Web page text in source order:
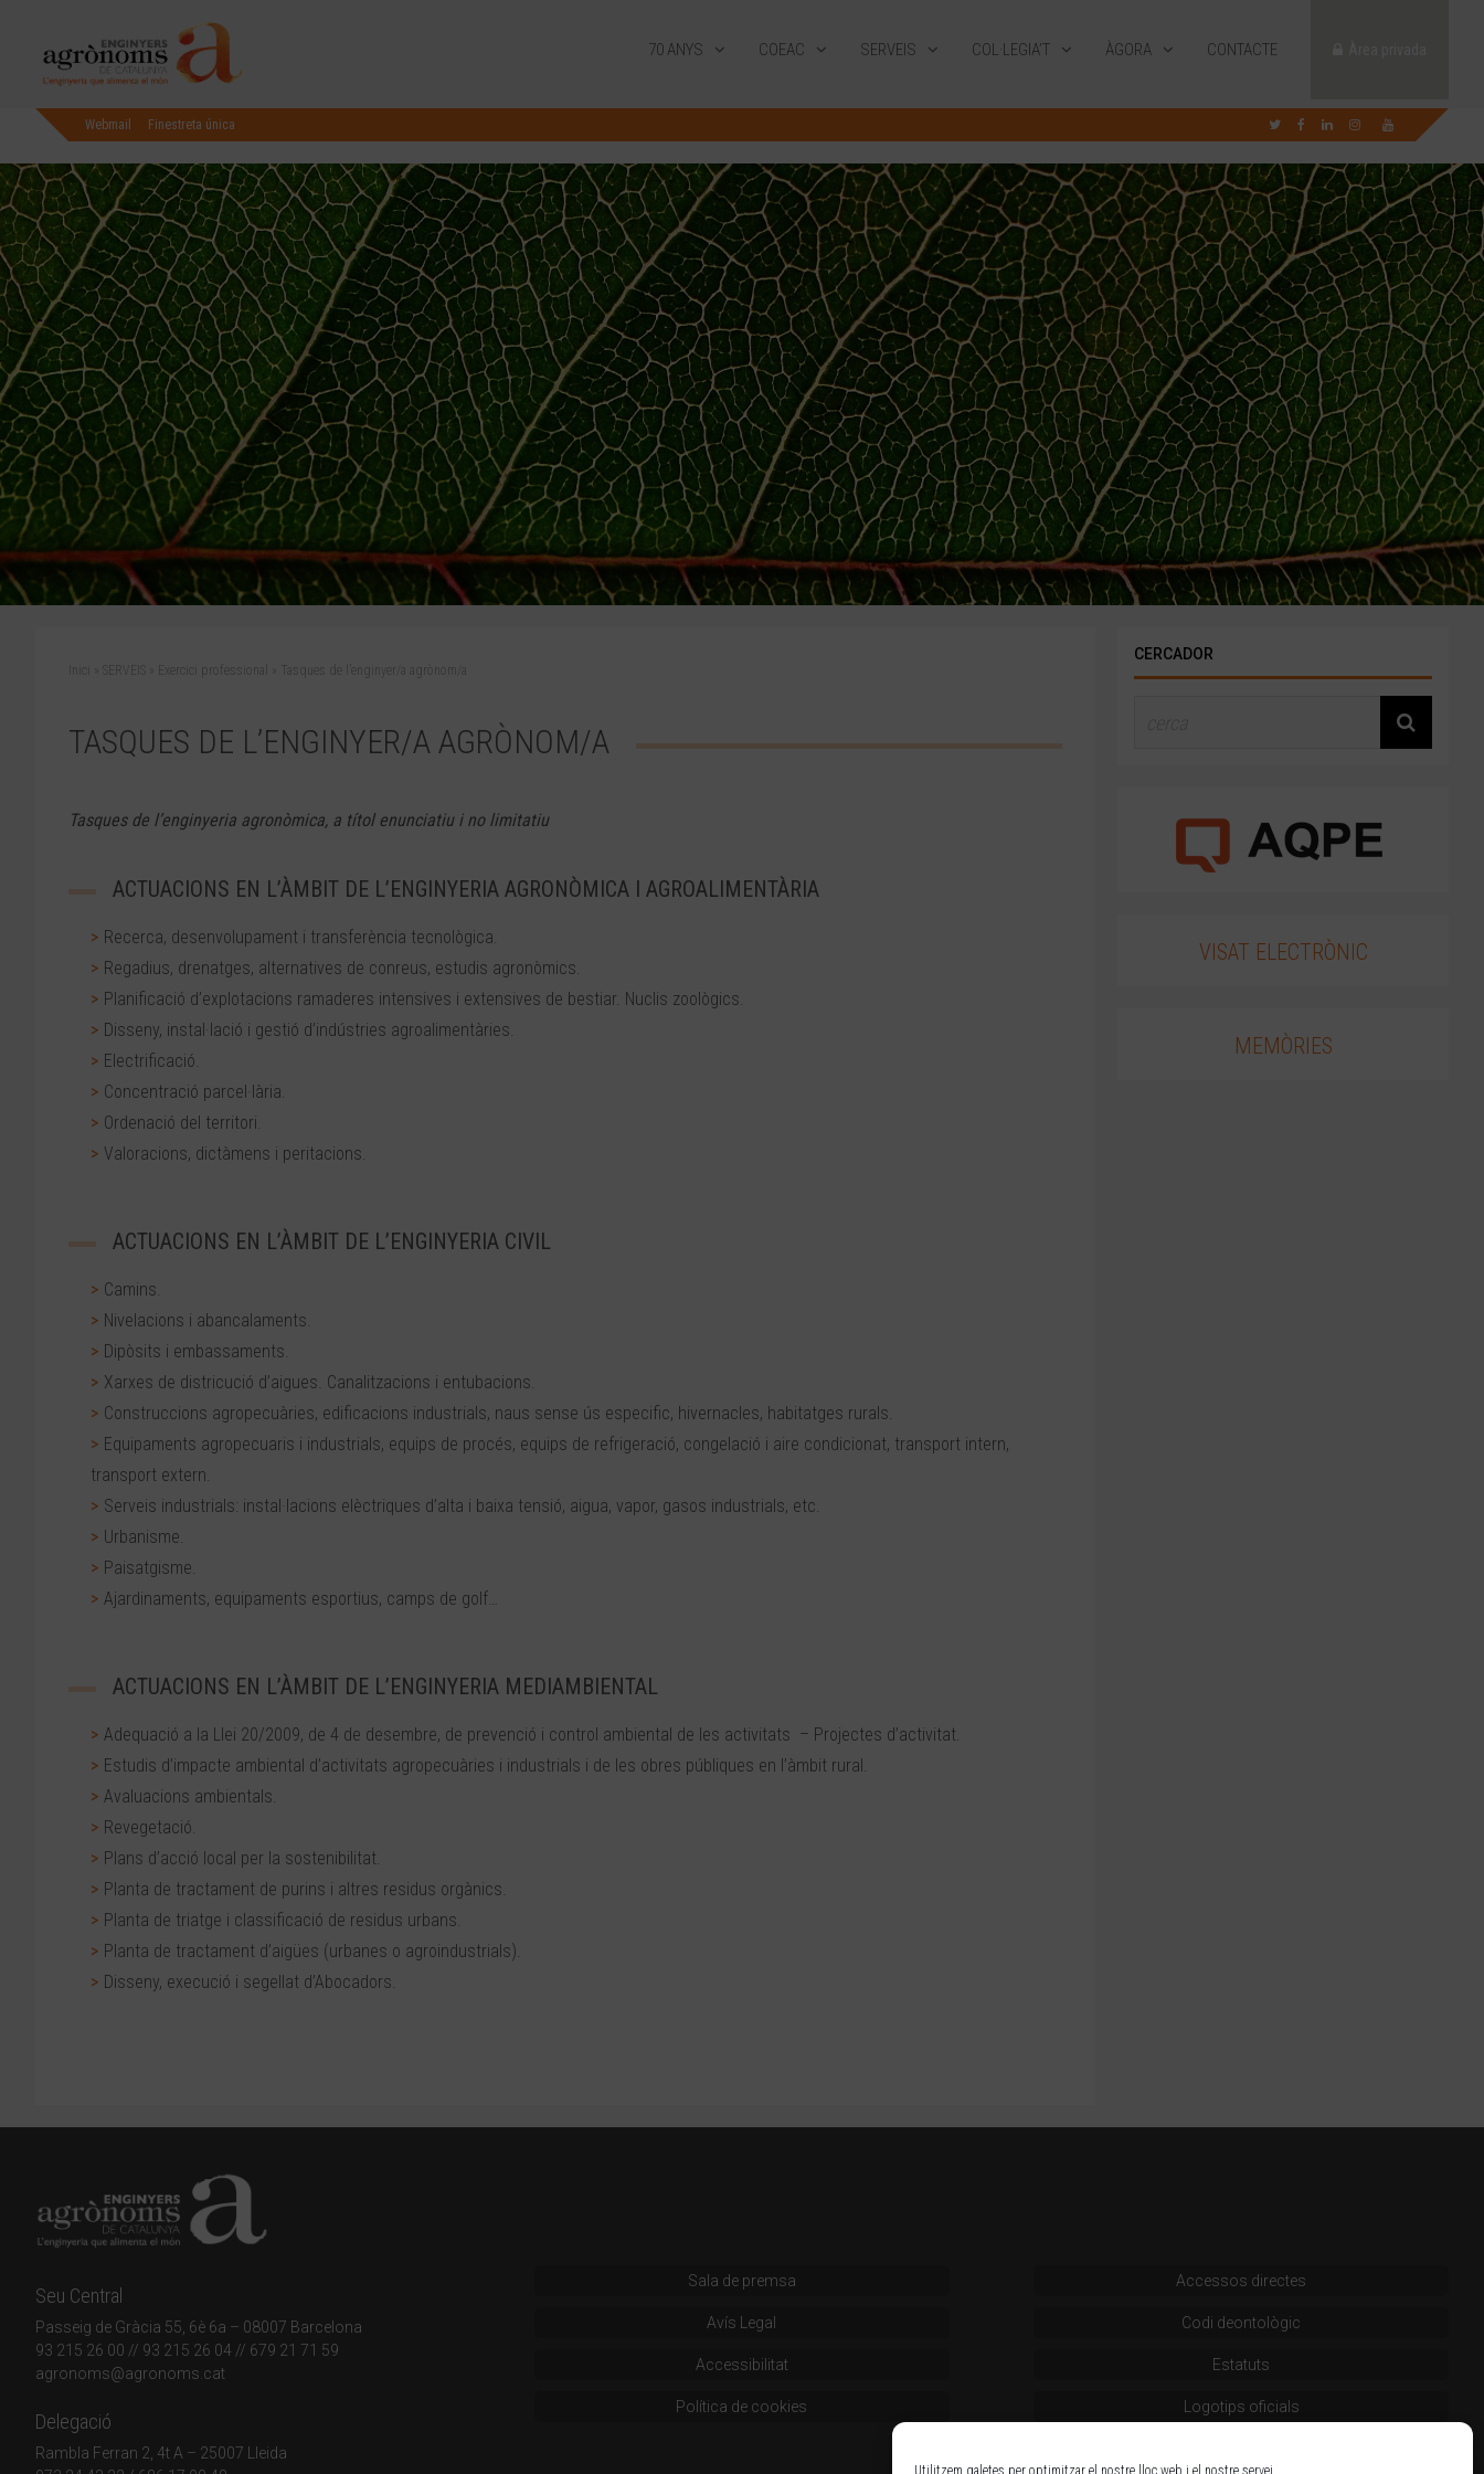
Utilitzem galetes per optimitzar el nostre lloc web i el nostre servei.
70 ANYS COEAC SERVEIS COL·LEGIA’T ÀGORA CONTACTE
Webmail Finestreta única
Inici SERVEIS Exercici professional Tasques de l’enginyer/a agrònom/a
TASQUES DE L’ENGINYER/A AGRÒNOM/A
Tasques de l’enginyeria agronòmica, a títol enunciatiu i no limitatiu
ACTUACIONS EN L’ÀMBIT DE L’ENGINYERIA AGRONÒMICA I AGROALIMENTÀRIA
Recerca, desenvolupament i transferència tecnològica.
Regadius, drenatges, alternatives de conreus, estudis agronòmics.
Planificació d’explotacions ramaderes intensives i extensives de bestiar. Nuclis zoològics.
Disseny, instal·lació i gestió d’indústries agroalimentàries.
Electrificació.
Concentració parcel·lària.
Ordenació del territori.
Valoracions, dictàmens i peritacions.
ACTUACIONS EN L’ÀMBIT DE L’ENGINYERIA CIVIL
Camins.
Nivelacions i abancalaments.
Dipòsits i embassaments.
Xarxes de districució d’aigues. Canalitzacions i entubacions.
Construccions agropecuàries, edificacions industrials, naus sense ús especific, hivernacles, habitatges rurals.
Equipaments agropecuaris i industrials, equips de procés, equips de refrigeració, congelació i aire condicionat, transport intern,
transport extern.
Serveis industrials: instal·lacions elèctriques d’alta i baixa tensió, aigua, vapor, gasos industrials, etc.
Urbanisme.
Paisatgisme.
Ajardinaments, equipaments esportius, camps de golf…
ACTUACIONS EN L’ÀMBIT DE L’ENGINYERIA MEDIAMBIENTAL
Adequació a la Llei 20/2009, de 4 de desembre, de prevenció i control ambiental de les activitats – Projectes d’activitat.
Estudis d’impacte ambiental d’activitats agropecuàries i industrials i de les obres públiques en l’àmbit rural.
Avaluacions ambientals.
Revegetació.
Plans d’acció local per la sostenibilitat.
Planta de tractament de purins i altres residus orgànics.
Planta de triatge i classificació de residus urbans.
Planta de tractament d’aigües (urbanes o agroindustrials).
Disseny, execució i segellat d’Abocadors.
CERCADOR
VISAT ELECTRÒNIC
MEMÒRIES
Seu Central
Passeig de Gràcia 55, 6è 6a – 08007 Barcelona
93 215 26 00 // 93 215 26 04 // 679 21 71 59
agronoms@agronoms.cat
Delegació
Rambla Ferran 2, 4t A – 25007 Lleida
Sala de premsa
Avís Legal
Accessibilitat
Política de cookies
Accessos directes
Codi deontològic
Estatuts
Logotips oficials